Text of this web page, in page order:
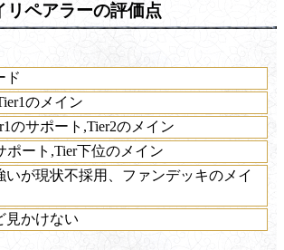
リペアラーの評価点
ド
のメイン
のサポート,Tier2のメイン
ポート,Tier下位のメイン
いが現状不採用、ファンデッキのメイ
見かけない